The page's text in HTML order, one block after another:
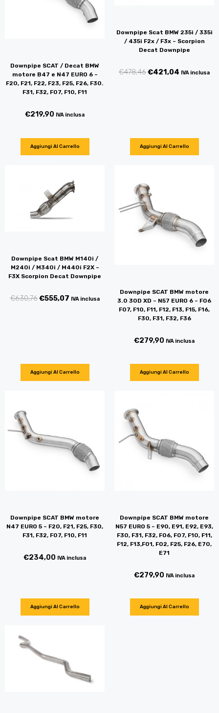
Downpipe SCAT / Decat BMW
motore B47 e N47 EURO 6 –
F20, F21, F22, F23, F25, F26, F30.
F31, F32, F07, F10, F11
€219,90 IVA inclusa
Aggiungi Al Carrello
Downpipe Scat BMW 235i / 335i
/ 435i F2x / F3x – Scorpion
Decat Downpipe
€478,46€421,04 IVA inclusa
Aggiungi Al Carrello
Downpipe Scat BMW M140i /
M240i / M340i / M440i F2X –
F3X Scorpion Decat Downpipe
€630,76€555,07 IVA inclusa
Aggiungi Al Carrello
Downpipe SCAT BMW motore
3.0 30D XD – N57 EURO 6 – F06
F07, F10, F11, F12, F13, F15, F16,
F30, F31, F32, F36
€279,90 IVA inclusa
Aggiungi Al Carrello
Downpipe SCAT BMW motore
N47 EURO 5 – F20, F21, F25, F30,
F31, F32, F07, F10, F11
€234,00 IVA inclusa
Aggiungi Al Carrello
Downpipe SCAT BMW motore
N57 EURO 5 – E90, E91, E92, E93,
F30, F31, F32, F06, F07, F10, F11,
F12, F13,F01, F02, F25, F26, E70,
E71
€279,90 IVA inclusa
Aggiungi Al Carrello